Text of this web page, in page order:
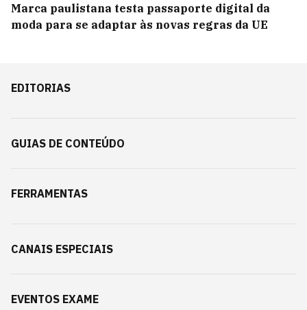
Marca paulistana testa passaporte digital da
moda para se adaptar às novas regras da UE
EDITORIAS
GUIAS DE CONTEÚDO
FERRAMENTAS
CANAIS ESPECIAIS
EVENTOS EXAME